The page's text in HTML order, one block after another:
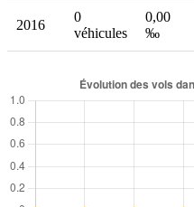
2016
0
véhicules
0,00
‰